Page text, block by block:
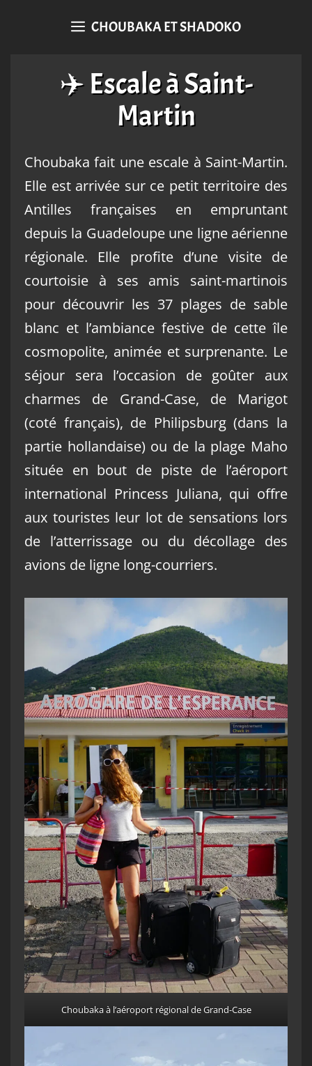
CHOUBAKA ET SHADOKO
✈️ Escale à Saint-
Martin
Choubaka fait une escale à Saint-Martin.
Elle est arrivée sur ce petit territoire des
Antilles françaises en empruntant
depuis la Guadeloupe une ligne aérienne
régionale. Elle profite d’une visite de
courtoisie à ses amis saint-martinois
pour découvrir les 37 plages de sable
blanc et l’ambiance festive de cette île
cosmopolite, animée et surprenante. Le
séjour sera l’occasion de goûter aux
charmes de Grand-Case, de Marigot
(coté français), de Philipsburg (dans la
partie hollandaise) ou de la plage Maho
située en bout de piste de l’aéroport
international Princess Juliana, qui offre
aux touristes leur lot de sensations lors
de l’atterrissage ou du décollage des
avions de ligne long-courriers.
Choubaka à l’aéroport régional de Grand-Case